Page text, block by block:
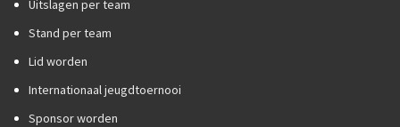
Uitslagen per team
Stand per team
Lid worden
Internationaal jeugdtoernooi
Sponsor worden